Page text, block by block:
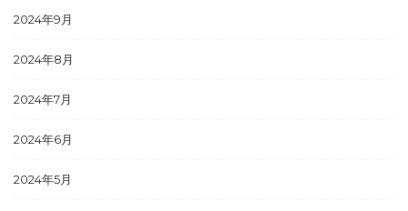
2024年9月
2024年8月
2024年7月
2024年6月
2024年5月